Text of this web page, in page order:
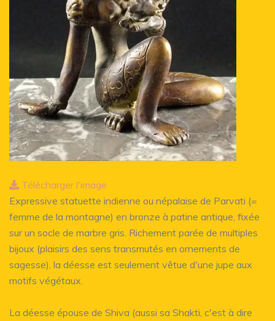
Télécharger l'image
Expressive statuette indienne ou népalaise de Parvati (=
femme de la montagne) en bronze à patine antique, fixée
sur un socle de marbre gris. Richement parée de multiples
bijoux (plaisirs des sens transmutés en ornements de
sagesse), la déesse est seulement vêtue d'une jupe aux
motifs végétaux.
La déesse épouse de Shiva (aussi sa Shakti, c'est à dire